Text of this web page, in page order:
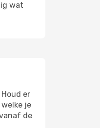
wat
er
je
de